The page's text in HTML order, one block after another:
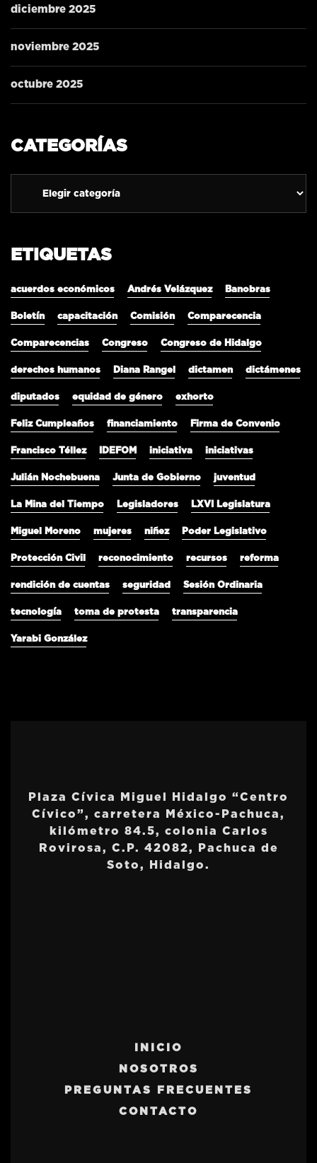
diciembre 2025
noviembre 2025
octubre 2025
CATEGORÍAS
ETIQUETAS
acuerdos económicos Andrés Velázquez Banobras
Boletín capacitación Comisión Comparecencia
Comparecencias Congreso Congreso de Hidalgo
derechos humanos Diana Rangel dictamen dictámenes
diputados equidad de género exhorto
Feliz Cumpleaños financiamiento Firma de Convenio
Francisco Téllez IDEFOM iniciativa iniciativas
Julián Nochebuena Junta de Gobierno juventud
La Mina del Tiempo Legisladores LXVI Legislatura
Miguel Moreno mujeres niñez Poder Legislativo
Protección Civil reconocimiento recursos reforma
rendición de cuentas seguridad Sesión Ordinaria
tecnología toma de protesta transparencia
Yarabi González
Plaza Cívica Miguel Hidalgo “Centro
Cívico”, carretera México-Pachuca,
kilómetro 84.5, colonia Carlos
Rovirosa, C.P. 42082, Pachuca de
Soto, Hidalgo.
INICIO
NOSOTROS
PREGUNTAS FRECUENTES
CONTACTO